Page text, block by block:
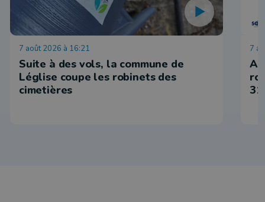
7 août 2026 à 16:21
Suite à des vols, la commune de
Léglise coupe les robinets des
cimetières
7